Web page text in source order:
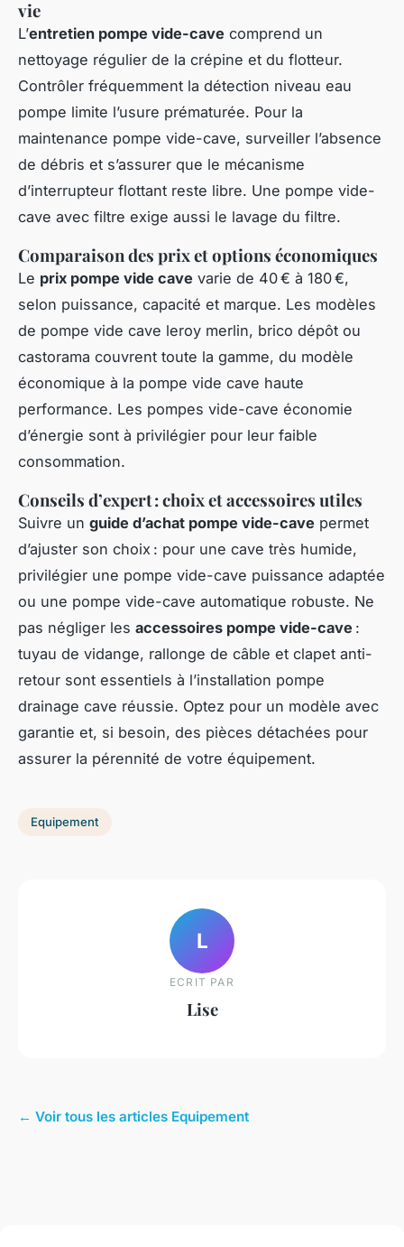
vie
L’entretien pompe vide-cave comprend un
nettoyage régulier de la crépine et du flotteur.
Contrôler fréquemment la détection niveau eau
pompe limite l’usure prématurée. Pour la
maintenance pompe vide-cave, surveiller l’absence
de débris et s’assurer que le mécanisme
d’interrupteur flottant reste libre. Une pompe vide-
cave avec filtre exige aussi le lavage du filtre.
Comparaison des prix et options économiques
Le prix pompe vide cave varie de 40 € à 180 €,
selon puissance, capacité et marque. Les modèles
de pompe vide cave leroy merlin, brico dépôt ou
castorama couvrent toute la gamme, du modèle
économique à la pompe vide cave haute
performance. Les pompes vide-cave économie
d’énergie sont à privilégier pour leur faible
consommation.
Conseils d’expert : choix et accessoires utiles
Suivre un guide d’achat pompe vide-cave permet
d’ajuster son choix : pour une cave très humide,
privilégier une pompe vide-cave puissance adaptée
ou une pompe vide-cave automatique robuste. Ne
pas négliger les accessoires pompe vide-cave :
tuyau de vidange, rallonge de câble et clapet anti-
retour sont essentiels à l’installation pompe
drainage cave réussie. Optez pour un modèle avec
garantie et, si besoin, des pièces détachées pour
assurer la pérennité de votre équipement.
Equipement
L
ECRIT PAR
Lise
← Voir tous les articles Equipement